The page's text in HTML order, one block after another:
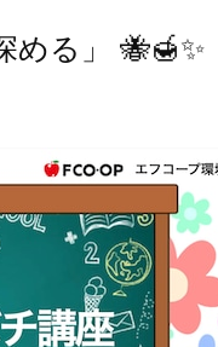
める」 🐝🍯✨